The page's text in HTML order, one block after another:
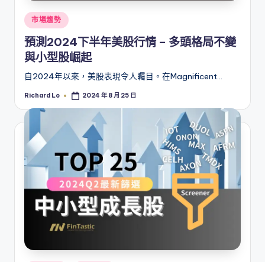
Posted
in
市場趨勢
預測2024下半年美股行情 – 多頭格局不變
與小型股崛起
自2024年以來，美股表現令人矚目。在Magnificent…
Posted
Richard Lo 2024 年 8 月 25 日